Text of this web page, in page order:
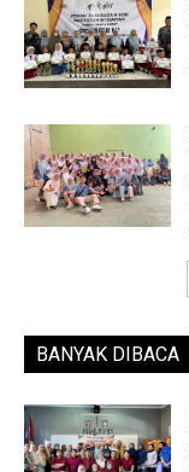
BANYAK DIBACA